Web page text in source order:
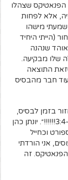
הפנאטיקס שצהלו
אלא לפחות
מישהו
(הייתי היחיד
שנהנה
שלו מבקיעה.
שזאת התוצאה
חבר מהבסיס
בזמן לבסיס,
אבל את הנס קיבלתי בכלל על הדשא. ״והנה ה-3:4!!!!!!״. יונתן כהן
וכחייל
אני הורדתי
זה